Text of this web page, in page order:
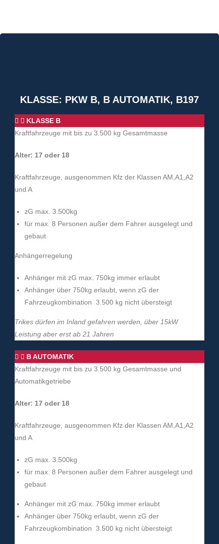
KLASSE: PKW B, B AUTOMATIK, B197
KLASSE B
Kraftfahrzeuge mit bis zu 3.500 kg Gesamtmasse
Alter: 17 oder 18
Kraftfahrzeuge, ausgenommen Kfz der Klassen AM,A1,A2
und A
zG max. 3.500kg
für max. 8 Personen außer dem Fahrer ausgelegt und
gebaut
Anhängerregelung
Anhänger mit zG max. 750kg immer erlaubt
Anhänger über 750kg erlaubt, wenn zG der
Fahrzeugkombination 3.500 kg nicht übersteigt
Trikes dürfen im Inland gefahren werden, über 15kW
Leistung aber erst ab 21 Jahren
B AUTOMATIK
Kraftfahrzeuge mit bis zu 3.500 kg Gesamtmasse und
Automatikgetriebe
Alter: 17 oder 18
Kraftfahrzeuge, ausgenommen Kfz der Klassen AM,A1,A2
und A
zG max. 3.500kg
für max. 8 Personen außer dem Fahrer ausgelegt und
gebaut
Anhänger mit zG max. 750kg immer erlaubt
Anhänger über 750kg erlaubt, wenn zG der
Fahrzeugkombination 3.500 kg nicht übersteigt